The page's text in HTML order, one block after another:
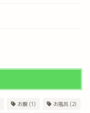
お腹 (1) お風呂 (2)